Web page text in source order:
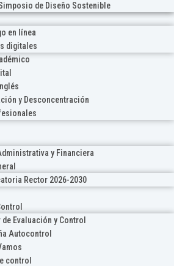
de Diseño Sostenible
en línea
digitales
y Desconcentración
y Financiera
Rector 2026-2030
de Evaluación y Control
Autocontrol
control